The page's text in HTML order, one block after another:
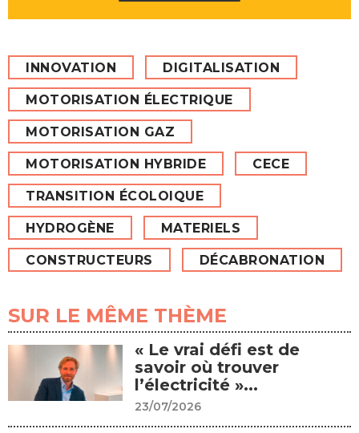
INNOVATION DIGITALISATION
MOTORISATION ÉLECTRIQUE
MOTORISATION GAZ
MOTORISATION HYBRIDE CECE
TRANSITION ÉCOLOIQUE
HYDROGÈNE MATERIELS
CONSTRUCTEURS DÉCABRONATION
SUR LE MÊME THÈME
« Le vrai défi est de
savoir où trouver
l’électricité »...
23/07/2026